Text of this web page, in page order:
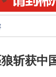
斩获中